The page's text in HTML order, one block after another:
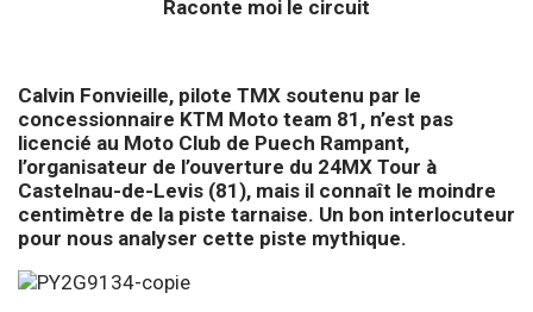
Raconte moi le circuit
Calvin Fonvieille, pilote TMX soutenu par le
concessionnaire KTM Moto team 81, n’est pas
licencié au Moto Club de Puech Rampant,
l’organisateur de l’ouverture du 24MX Tour à
Castelnau-de-Levis (81), mais il connaît le moindre
centimètre de la piste tarnaise. Un bon interlocuteur
pour nous analyser cette piste mythique.